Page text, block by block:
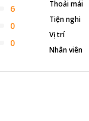
6
0
0
Thoải mái
Tiện nghi
Vị trí
Nhân viên